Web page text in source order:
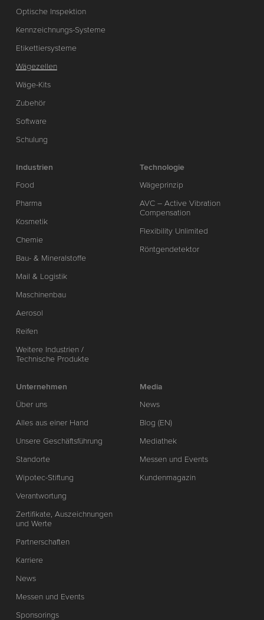
Optische Inspektion
Kennzeichnungs-Systeme
Etikettiersysteme
Wägezellen
Wäge-Kits
Zubehör
Software
Schulung
Industrien
Food
Pharma
Kosmetik
Chemie
Bau- & Mineralstoffe
Mail & Logistik
Maschinenbau
Aerosol
Reifen
Weitere Industrien /
Technische Produkte
Technologie
Wägeprinzip
AVC – Active Vibration
Compensation
Flexibility Unlimited
Röntgendetektor
Unternehmen
Über uns
Alles aus einer Hand
Unsere Geschäftsführung
Standorte
Wipotec-Stiftung
Verantwortung
Zertifikate, Auszeichnungen
und Werte
Partnerschaften
Karriere
News
Messen und Events
Sponsorings
Media
News
Blog (EN)
Mediathek
Messen und Events
Kundenmagazin